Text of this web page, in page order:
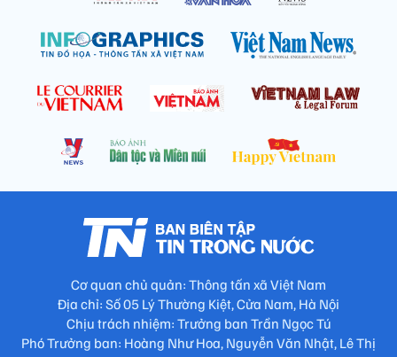
Cơ quan chủ quản: Thông tấn xã Việt Nam
Địa chỉ: Số 05 Lý Thường Kiệt, Cửa Nam, Hà Nội
Chịu trách nhiệm: Trưởng ban Trần Ngọc Tú
Phó Trưởng ban: Hoàng Như Hoa, Nguyễn Văn Nhật, Lê Thị